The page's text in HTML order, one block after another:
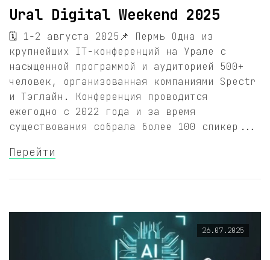
Ural Digital Weekend 2025
🗓 1-2 августа 2025📌 Пермь Одна из
крупнейших IT-конференций на Урале с
насыщенной программой и аудиторией 500+
человек, организованная компаниями Spectr
и Тэглайн. Конференция проводится
ежегодно с 2022 года и за время
существования собрала более 100 спикер...
Перейти
26.07.2025